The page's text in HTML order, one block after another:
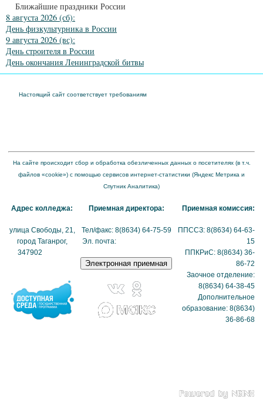
Ближайшие праздники России
8 августа 2026 (сб):
День физкультурника в России
9 августа 2026 (вс):
День строителя в России
День окончания Ленинградской битвы
Настоящий сайт соответствует требованиям
На сайте происходит сбор и обработка обезличенных данных о посетителях (в т.ч.
файлов «cookie») с помощью сервисов интернет-статистики (Яндекс Метрика и
Спутник Аналитика)
Адрес колледжа:
улица Свободы, 21,
город Таганрог,
347902
Приемная директора:
Тел/факс: 8(8634) 64-75-59
Эл. почта:
Приемная комиссия:
ППССЗ: 8(8634) 64-63-
15
ППКРиС: 8(8634) 36-
86-72
Заочное отделение:
8(8634) 64-38-45
Дополнительное
образование: 8(8634)
36-86-68